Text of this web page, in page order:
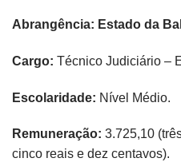
Abrangência: Estado da
Cargo: Técnico Judiciário –
Escolaridade: Nível Médio.
Remuneração: 3.725,10
cinco reais e dez centavos).​